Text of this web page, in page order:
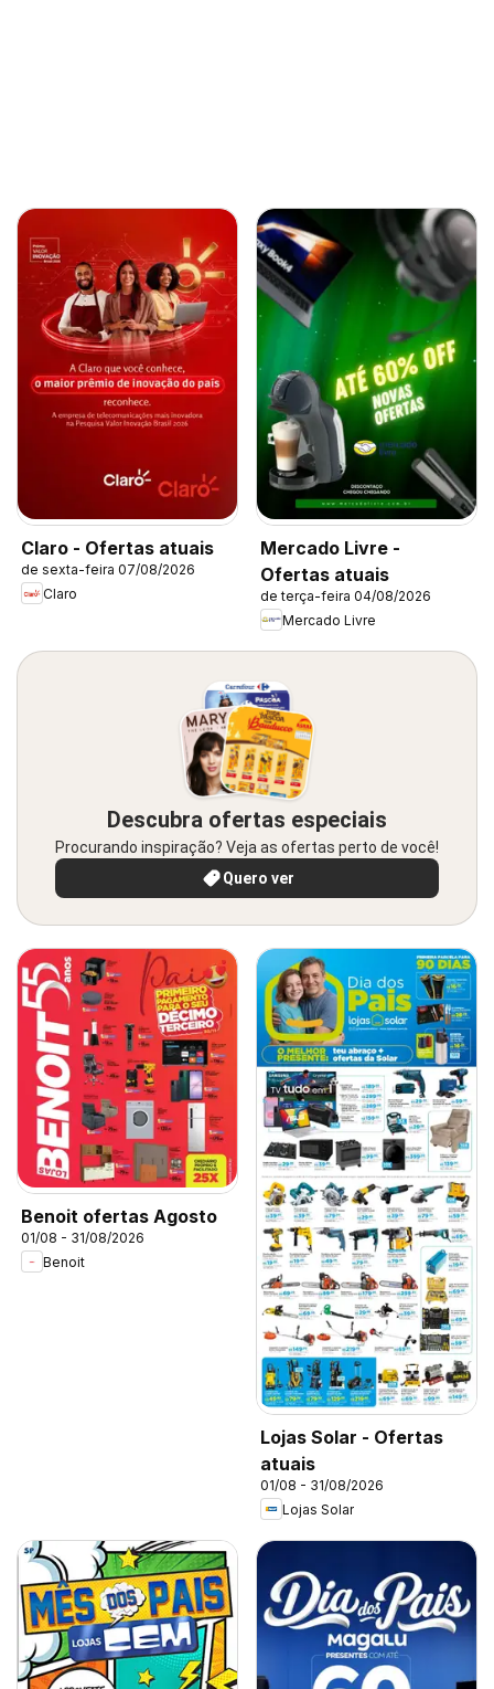
Claro - Ofertas atuais
de sexta-feira 07/08/2026
Claro
Mercado Livre -
Ofertas atuais
de terça-feira 04/08/2026
Mercado Livre
Descubra ofertas especiais
Procurando inspiração? Veja as ofertas perto de você!
Quero ver
Benoit ofertas Agosto
01/08 - 31/08/2026
Benoit
Lojas Solar - Ofertas
atuais
01/08 - 31/08/2026
Lojas Solar